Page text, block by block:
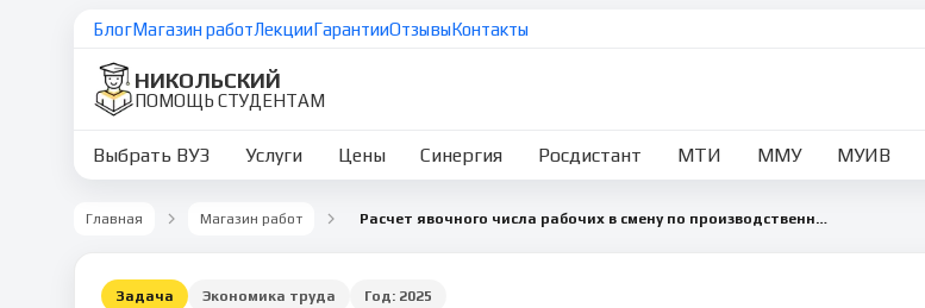
БлогМагазин работЛекцииГарантииОтзывыКонтакты
НИКОЛЬСКИЙ
ПОМОЩЬ СТУДЕНТАМ
Выбрать ВУЗ Услуги Цены Синергия Росдистант МТИ ММУ МУИВ
Главная Магазин работ Расчет явочного числа рабочих в смену по производственной программе
Задача Экономика труда Год: 2025